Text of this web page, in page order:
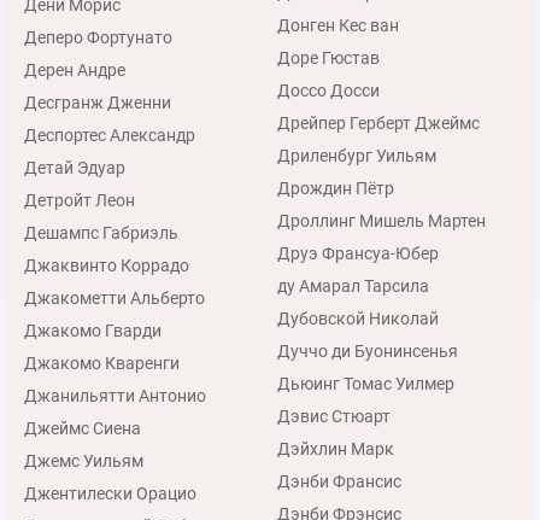
Дени Морис
Деперо Фортунато
Дерен Андре
Десгранж Дженни
Деспортес Александр
Детай Эдуар
Детройт Леон
Дешампс Габриэль
Джаквинто Коррадо
Джакометти Альберто
Джакомо Гварди
Джакомо Кваренги
Джанильятти Антонио
Джеймс Сиена
Джемс Уильям
Джентилески Орацио
Донген Кес ван
Доре Гюстав
Доссо Досси
Дрейпер Герберт Джеймс
Дриленбург Уильям
Дрождин Пётр
Дроллинг Мишель Мартен
Друэ Франсуа-Юбер
ду Амарал Тарсила
Дубовской Николай
Дуччо ди Буонинсенья
Дьюинг Томас Уилмер
Дэвис Стюарт
Дэйхлин Марк
Дэнби Франсис
Дэнби Фрэнсис